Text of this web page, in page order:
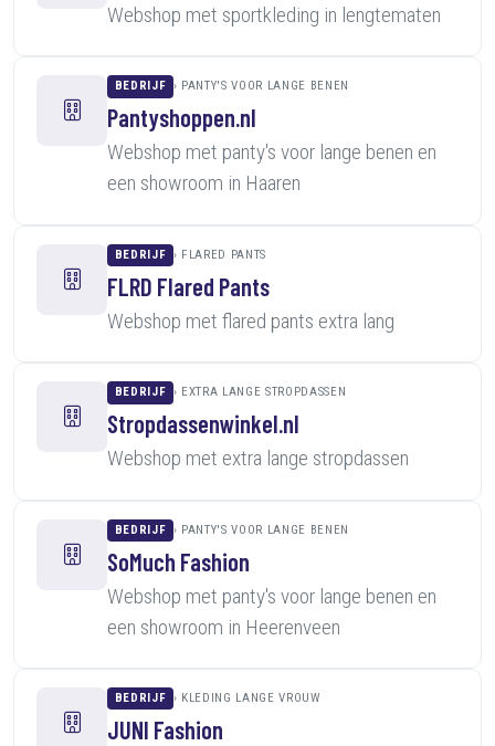
Webshop met sportkleding in lengtematen
BEDRIJF PANTY'S VOOR LANGE BENEN
Pantyshoppen.nl
Webshop met panty's voor lange benen en
een showroom in Haaren
BEDRIJF FLARED PANTS
FLRD Flared Pants
Webshop met flared pants extra lang
BEDRIJF EXTRA LANGE STROPDASSEN
Stropdassenwinkel.nl
Webshop met extra lange stropdassen
BEDRIJF PANTY'S VOOR LANGE BENEN
SoMuch Fashion
Webshop met panty's voor lange benen en
een showroom in Heerenveen
BEDRIJF KLEDING LANGE VROUW
JUNI Fashion